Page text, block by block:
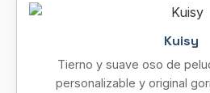
Kuisy
Tierno y suave oso de
personalizable y original